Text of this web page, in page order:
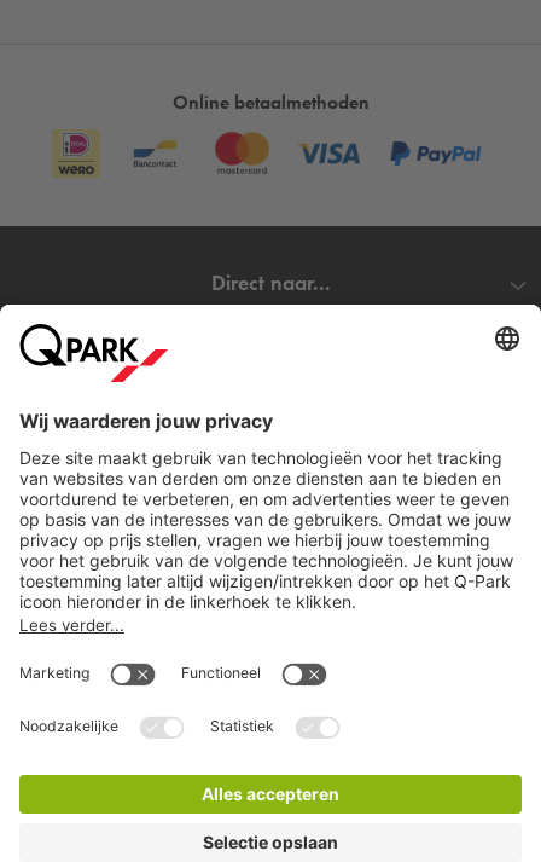
Online betaalmethoden
Direct naar...
Download
Copyright
Privacy statement
Disclaimer